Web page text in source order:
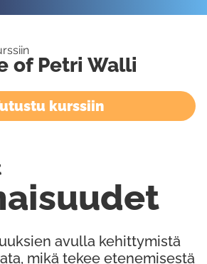
of Petri Walli
kurssiin
avulla kehittymistä
mikä tekee etenemisestä